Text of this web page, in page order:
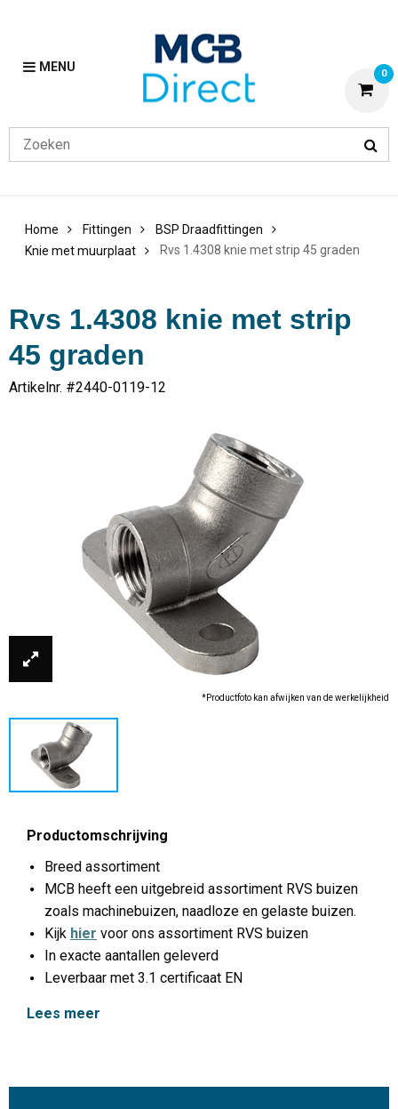
MENU 0
Home Fittingen
BSP Draadfittingen
Knie met muurplaat
Rvs 1.4308 knie met strip 45 graden
Rvs 1.4308 knie met strip
45 graden
Artikelnr. #2440-0119-12
*Productfoto kan afwijken van de werkelijkheid
Productomschrijving
Breed assortiment
MCB heeft een uitgebreid assortiment RVS buizen
zoals machinebuizen, naadloze en gelaste buizen.
Kijk hier voor ons assortiment RVS buizen
In exacte aantallen geleverd
Leverbaar met 3.1 certificaat EN
Lees meer